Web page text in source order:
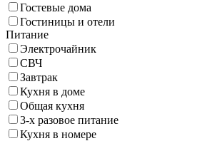
Гостевые дома
Гостиницы и отели
Питание
Электрочайник
СВЧ
Завтрак
Кухня в доме
Общая кухня
3-х разовое питание
Кухня в номере